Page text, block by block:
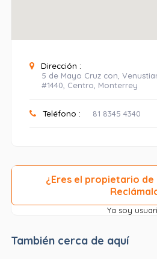
Dirección :
5 de Mayo Cruz con,
#1440, Centro, Monterrey
Teléfono : 81 8345 4340
¿Eres el propietario
Ya soy
También cerca de aquí